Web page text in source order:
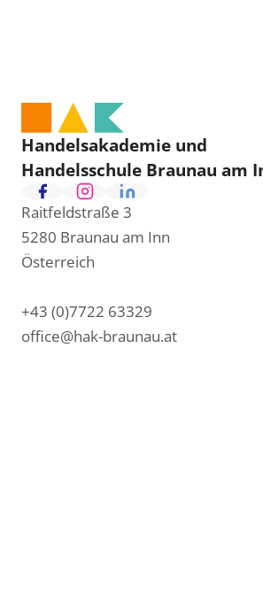
Handelsakademie und
Handelsschule Braunau am
F
a
b
o
I
s
a
g
L
e
Raitfeldstraße 3
5280 Braunau am Inn
Österreich
+43 (0)7722 63329
office@hak-braunau.at